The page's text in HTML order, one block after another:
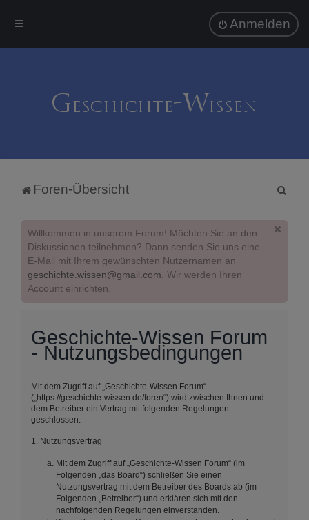
Anmelden
Foren-Übersicht
Willkommen in unserem Forum! Möchten Sie an den
Diskussionen teilnehmen? Dann senden Sie uns eine
E-Mail mit Ihrem gewünschten Nutzernamen an
geschichte.wissen@gmail.com. Wir werden Ihren
Account einrichten.
Geschichte-Wissen Forum
- Nutzungsbedingungen
Mit dem Zugriff auf „Geschichte-Wissen Forum“
(„https://geschichte-wissen.de/foren“) wird zwischen Ihnen und
dem Betreiber ein Vertrag mit folgenden Regelungen
geschlossen:
1. Nutzungsvertrag
Mit dem Zugriff auf „Geschichte-Wissen Forum“ (im
Folgenden „das Board“) schließen Sie einen
Nutzungsvertrag mit dem Betreiber des Boards ab (im
Folgenden „Betreiber“) und erklären sich mit den
nachfolgenden Regelungen einverstanden.